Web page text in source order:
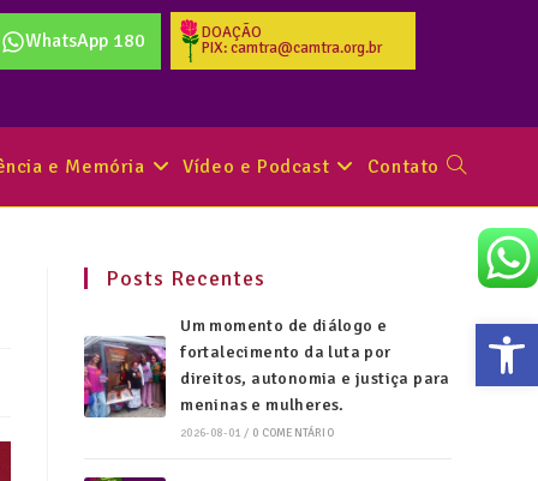
WhatsApp 180
DOAÇÃO
PIX: camtra@camtra.org.br
e Memória Vídeo e Podcast Contato
Posts Recentes
Um momento de diálogo e
fortalecimento da luta por
direitos, autonomia e justiça para
meninas e mulheres.
2026-08-01 / 0 COMENTÁRIO